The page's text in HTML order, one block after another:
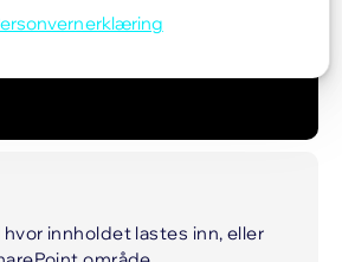
hvor innholdet lastes inn, eller